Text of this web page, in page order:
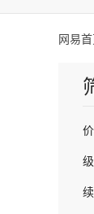
网易
价
级
续